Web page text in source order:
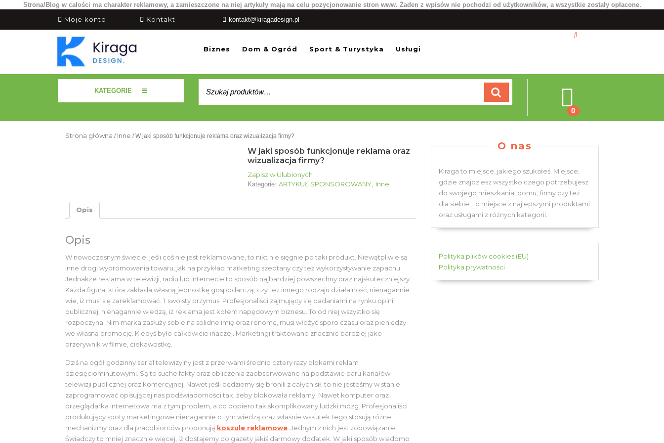
Strona/Blog w całości ma charakter reklamowy, a zamieszczone na niej artykuły mają na celu pozycjonowanie stron www. Żaden z wpisów nie pochodzi od użytkowników, a wszystkie zostały opłacone.
content
Moje konto Kontakt kontakt@kiragadesign.pl
Biznes Dom & Ogród Sport & Turystyka Usługi
KATEGORIE
0
Strona główna / Inne / W jaki sposób funkcjonuje reklama oraz wizualizacja firmy?
W jaki sposób funkcjonuje reklama oraz
wizualizacja firmy?
Zapisz w Ulubionych
Kategorie:ARTYKUŁ SPONSOROWANY Inne
Opis
Opis
W nowoczesnym świecie, jeśli coś nie jest reklamowane, to nikt nie sięgnie po taki produkt. Niewątpliwie są
inne drogi wypromowania towaru, jak na przykład marketing szeptany czy też wykorzystywanie zapachu.
Jednakże reklama w telewizji, radiu lub internecie to sposób najbardziej powszechny oraz najskuteczniejszy.
Każda figura, która zakłada własną jednostkę gospodarczą, czy tez innego rodzaju działalność, nienagannie
wie, iż musi się zareklamować. T swoisty przymus. Profesjonaliści zajmujący się badaniami na rynku opinii
publicznej, nienagannie wiedzą, iż reklama jest kołem napędowym biznesu. To od niej wszystko się
rozpoczyna. Nim marka zasłuży sobie na solidne imię oraz renomę, musi włożyć sporo czasu oraz pieniędzy
we własną promocję. Kiedyś było całkowicie inaczej. Marketingi traktowano znacznie bardziej jako
przerywnik w filmie, ciekawostkę.
Dziś na ogół godzinny serial telewizyjny jest z przerwami średnio cztery razy blokami reklam
dziesięciominutowymi. Są to suche fakty oraz obliczenia zaobserwowane na podstawie paru kanałów
telewizji publicznej oraz komercyjnej. Nawet jeśli będziemy się bronili z całych sił, to nie jesteśmy w stanie
zaprogramować opisującej nas podświadomości tak, żeby blokowała reklamy. Nawet komputer oraz
przeglądarka internetowa ma z tym problem, a co dopiero tak skomplikowany ludzki mózg. Profesjonaliści
produkujący spoty marketingowe nienagannie o tym wiedzą oraz właśnie wskutek tego stosują różne
mechanizmy oraz dla pracobiorców proponują koszule reklamowe . Jednym z nich jest zobowiązanie.
Świadczy to mniej znacznie więcej, iż dostajemy do gazety jakiś darmowy dodatek. W jaki sposób wiadomo
O nas
Kiraga to miejsce, jakiego szukałeś. Miejsce,
gdzie znajdziesz wszystko czego potrzebujesz
do swojego mieszkania, domu, firmy czy też
dla siebie. To miejsce z najlepszymi produktami
oraz usługami z różnych kategorii.
Polityka plików cookies (EU)
Polityka prywatności